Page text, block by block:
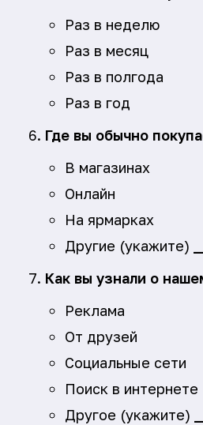
Раз в неделю
Раз в месяц
Раз в полгода
Раз в год
Где вы обычно
В магазинах
Онлайн
На ярмарках
Другие (укажите)
Как вы узнали о
Реклама
От друзей
Социальные сети
Поиск в интернете
Другое (укажите)